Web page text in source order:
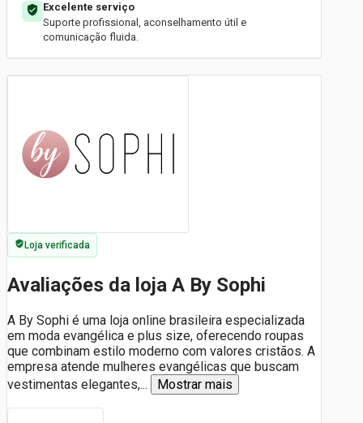
Excelente serviço
Suporte profissional, aconselhamento útil e
comunicação fluida.
Loja verificada
Avaliações da loja A By Sophi
A By Sophi é uma loja online brasileira especializada
em moda evangélica e plus size, oferecendo roupas
que combinam estilo moderno com valores cristãos. A
empresa atende mulheres evangélicas que buscam
vestimentas elegantes,... Mostrar mais